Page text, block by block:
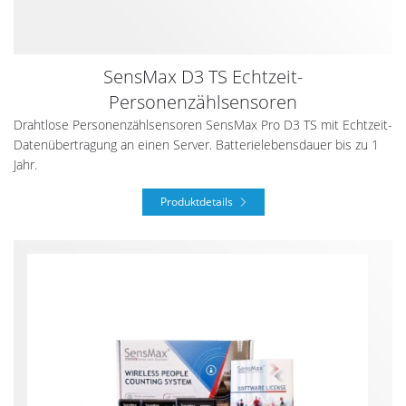
SensMax D3 TS Echtzeit-
Personenzählsensoren
Drahtlose Personenzählsensoren SensMax Pro D3 TS mit Echtzeit-
Datenübertragung an einen Server. Batterielebensdauer bis zu 1
Jahr.
Produktdetails